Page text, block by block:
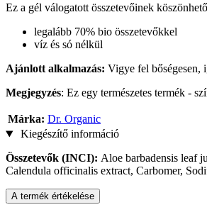
Ez a gél válogatott összetevőinek
legalább 70% bio összetevőkkel
víz és só nélkül
Ajánlott alkalmazás: Vigye fel bőségesen,
Megjegyzés: Ez egy természetes termék -
Márka: Dr. Organic
Kiegészítő információ
Összetevők (INCI): Aloe barbadensis leaf
Calendula officinalis extract, Carbomer,
A termék értékelése